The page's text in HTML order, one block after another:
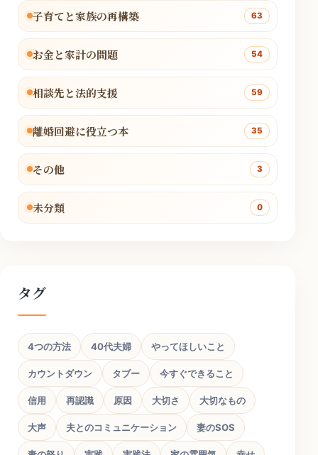
子育てと家族の再構築 63
お金と家計の問題 54
相談先と法的支援 59
離婚回避に役立つ本 35
その他 3
未分類 0
タグ
4つの方法 40代夫婦 やってほしいこと
カウントダウン タブー 今すぐできること
信用 再認識 原因 大切さ 大切なもの
大声 夫とのコミュニケーション 妻のSOS